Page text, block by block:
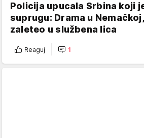
Policija upucala Srbina koji
suprugu: Drama u
zaleteo u službena lica
Reaguj 1